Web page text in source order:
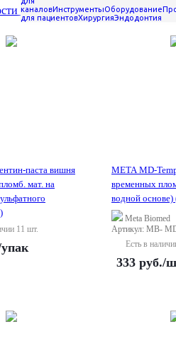
каналовИнструментыОборудование
для пациентовХирургияЭндодонтия
По алфавиту По цене По
паста вишня
мат. на
11 шт.
META MD-
временных
водной основе)
Meta Biomed
Артикул: MB-
Есть в
333 руб./